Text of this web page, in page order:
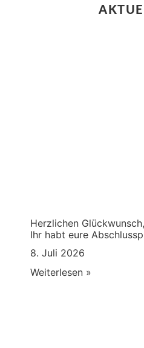
Herzlichen
Ihr habt eure
8. Juli 2026
Weiterlesen »